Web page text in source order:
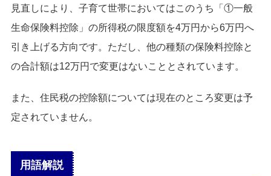
見直しにより、子育て世帯においてはこのうち「①一般
生命保険料控除」の所得税の限度額を4万円から6万円へ
引き上げる方向です。ただし、他の種類の保険料控除と
の合計額は12万円で変更はないこととされています。
また、住民税の控除額については現在のところ変更は予
定されていません。
用語解説